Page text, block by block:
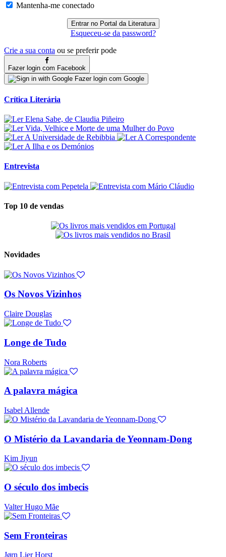
Mantenha-me conectado
Esqueceu-se da password?
Crie a sua conta ou se preferir pode
Fazer login com Facebook
Fazer login com Google
Crítica Literária
Entrevista
Top 10 de vendas
Novidades
Os Novos Vizinhos
Claire Douglas
Longe de Tudo
Nora Roberts
A palavra mágica
Isabel Allende
O Mistério da Lavandaria de Yeonnam-Dong
Kim Jiyun
O século dos imbecis
Valter Hugo Mãe
Sem Fronteiras
Jørn Lier Horst